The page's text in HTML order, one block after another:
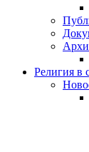
Религия в